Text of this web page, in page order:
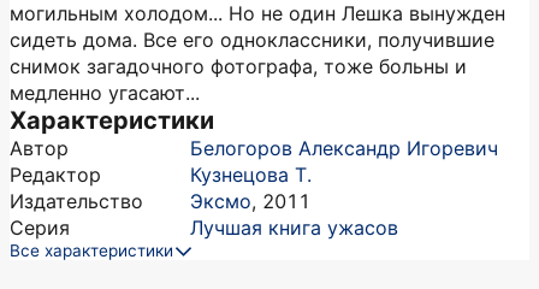
могильным холодом... Но не один Лешка вынужден
сидеть дома. Все его одноклассники, получившие
снимок загадочного фотографа, тоже больны и
медленно угасают...
Характеристики
Автор
Белогоров Александр Игоревич
Редактор
Кузнецова Т.
Издательство
Эксмо, 2011
Серия
Лучшая книга ужасов
Все характеристики